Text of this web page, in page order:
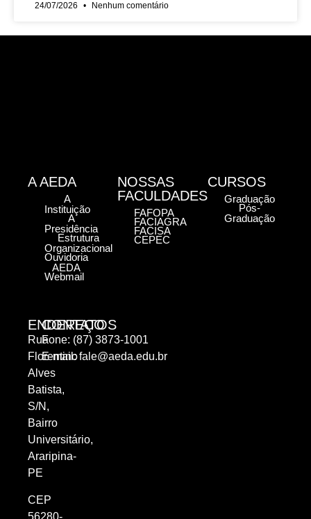
24/07/2026 Nenhum comentário
ENDEREÇO
Rua
Florentino
Alves
Batista,
S/N,
Bairro
Universitário,
Araripina-
PE
CEP
56280-
CONTATOS
Fone: (87) 3873-1001
E-mail:fale@aeda.edu.br
A AEDA
A
Instituição
A
Presidência
Estrutura
Organizacional
Ouvidoria
AEDA
Webmail
NOSSAS
FACULDADES
FAFOPA
FACIAGRA
FACISA
CEPEC
CURSOS
Graduação
Pós-
Graduação